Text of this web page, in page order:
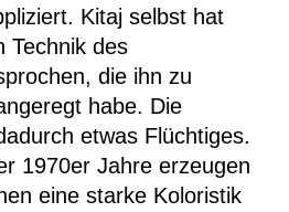
Kitaj selbst hat
Technik des
die ihn zu
habe. Die
etwas Flüchtiges.
1970er Jahre erzeugen
eine starke Koloristik